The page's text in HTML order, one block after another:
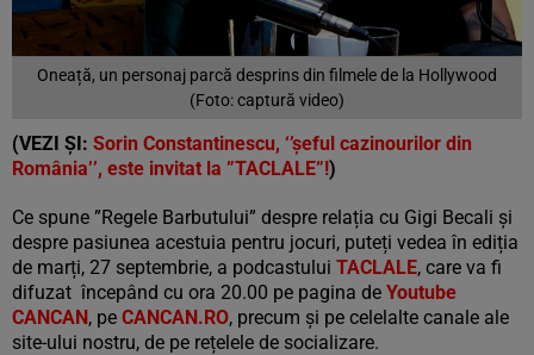
Oneață, un personaj parcă desprins din filmele de la Hollywood
(Foto: captură video)
(VEZI ȘI: Sorin Constantinescu, ‘’șeful cazinourilor din
România’’, este invitat la ”TACLALE”!)
Ce spune ”Regele Barbutului” despre relația cu Gigi Becali și
despre pasiunea acestuia pentru jocuri, puteți vedea în ediția
de marți, 27 septembrie, a podcastului TACLALE, care va fi
difuzat începând cu ora 20.00 pe pagina de Youtube
CANCAN, pe CANCAN.RO, precum și pe celelalte canale ale
site-ului nostru, de pe rețelele de socializare.